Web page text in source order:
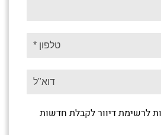
לרשימת דיוור לקבלת חדשות